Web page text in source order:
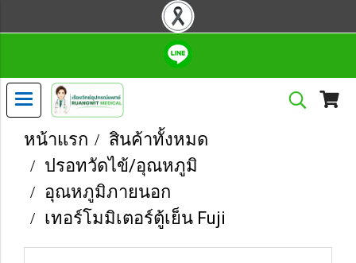
หน้าแรก
สินค้าทั้งหมด
ปรอทวัดไข้/อุณหภูมิ
อุณหภูมิภายนอก
เทอร์โมมิเตอร์ตู้เย็น Fuji